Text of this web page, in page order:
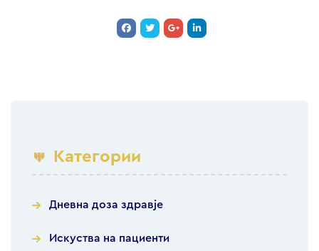
Категории
Дневна доза здравје
Искуства на пациенти